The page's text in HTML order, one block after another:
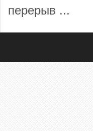
перерыв ...